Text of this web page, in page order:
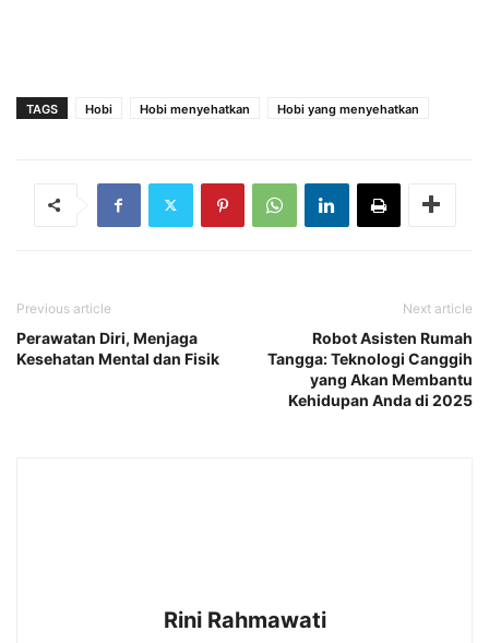
TAGS Hobi Hobi menyehatkan Hobi yang menyehatkan
Previous article
Perawatan Diri, Menjaga
Kesehatan Mental dan Fisik
Next article
Robot Asisten Rumah
Tangga: Teknologi Canggih
yang Akan Membantu
Kehidupan Anda di 2025
Rini Rahmawati